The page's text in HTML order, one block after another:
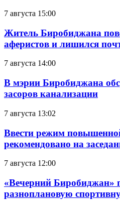
7 августа 15:00
Житель Биробиджана
аферистов и лишился
7 августа 14:00
В мэрии Биробиджана
засоров канализации
7 августа 13:02
Ввести режим
рекомендовано на
7 августа 12:00
«Вечерний Биробиджан»
разноплановую